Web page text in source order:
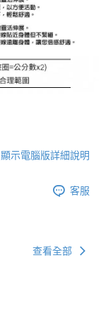
顯示電腦版詳細說明
客服
查看全部